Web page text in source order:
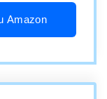
Amazon